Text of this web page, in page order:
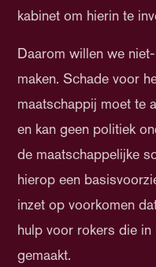
kabinet om hierin te
Daarom willen we
maken. Schade voor
maatschappij moet te
en kan geen politiek
de maatschappelijke
hierop een
inzet op voorkomen
hulp voor rokers die in
gemaakt.